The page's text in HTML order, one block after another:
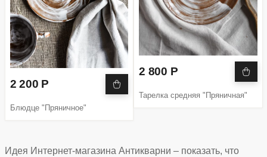
2 200 Р
Блюдце "Пряничное"
2 800 Р
Тарелка средняя "Пряничная"
Идея Интернет-магазина Антикварни – показать, что